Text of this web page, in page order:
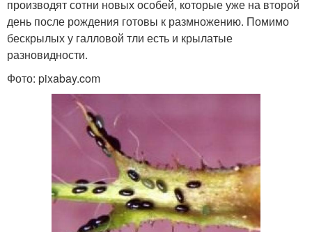
производят сотни новых особей, которые уже на второй
день после рождения готовы к размножению. Помимо
бескрылых у галловой тли есть и крылатые
разновидности.
Фото: pixabay.com